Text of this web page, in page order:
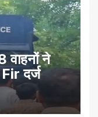
वाहनों ने
Fir दर्ज